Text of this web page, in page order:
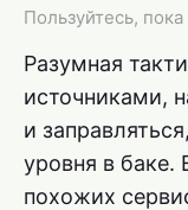
Пользуйтесь,
Разумная
источниками,
и
уровня в баке.
похожих